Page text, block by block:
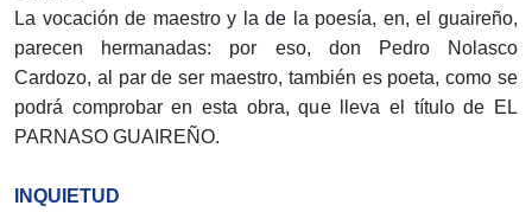
La vocación de maestro y la de la poesía, en, el guaireño,
parecen hermanadas: por eso, don Pedro Nolasco
Cardozo, al par de ser maestro, también es poeta, como se
podrá comprobar en esta obra, que lleva el título de EL
PARNASO GUAIREÑO.
INQUIETUD